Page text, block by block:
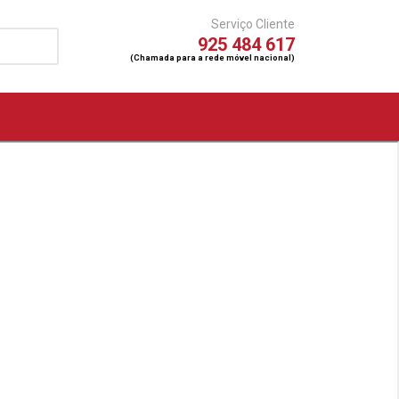
Serviço Cliente
925 484 617
(Chamada para a rede móvel nacional)